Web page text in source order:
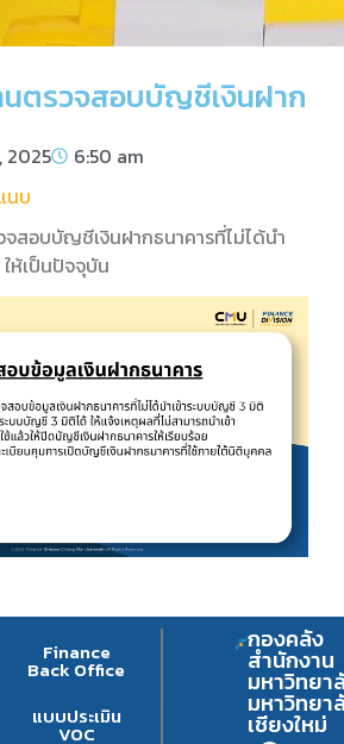
ตรวจสอบบัญชีเงินฝาก
2025
6:50 am
นบ
สอบบัญชีเงินฝากธนาคารที่ไม่ได้นำ
ห้เป็นปัจจุบัน
Finance
Back Office
แบบประเมิน
VOC
กองคลัง
สำนักงาน
มหาวิทยา
มหาวิทยา
เชียงใหม่